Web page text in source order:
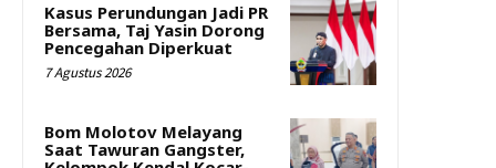
Kasus Perundungan Jadi PR
Bersama, Taj Yasin Dorong
Pencegahan Diperkuat
7 Agustus 2026
Bom Molotov Melayang
Saat Tawuran Gangster,